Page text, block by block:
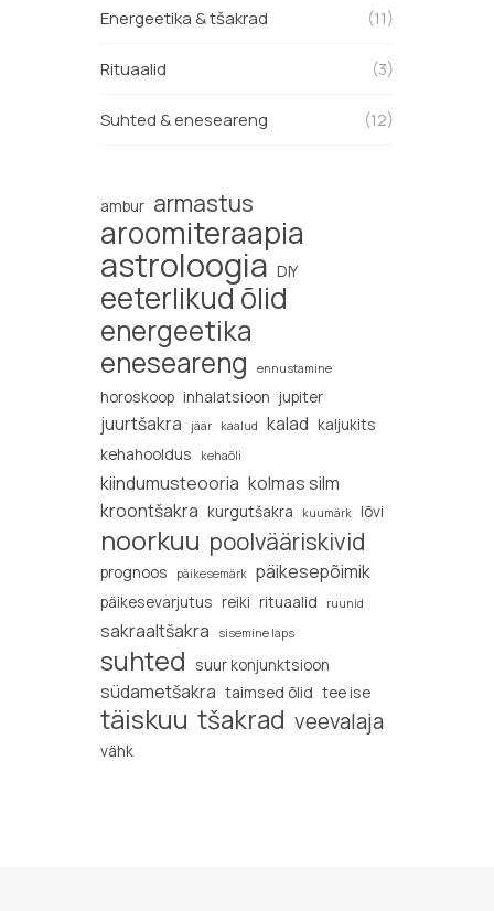
Energeetika & tšakrad (11)
Rituaalid (3)
Suhted & eneseareng (12)
ambur armastus
aroomiteraapia
astroloogia DIY
eeterlikud õlid
energeetika
eneseareng
ennustamine
horoskoop inhalatsioon jupiter
juurtšakra jäär kaalud kalad kaljukits
kehahooldus
kehaõli
kiindumusteooria kolmas silm
kroontšakra kurgutšakra kuumärk lõvi
noorkuu poolvääriskivid
prognoos päikesemärk päikesepõimik
päikesevarjutus reiki rituaalid ruunid
sakraaltšakra sisemine laps
suhted suur konjunktsioon
südametšakra taimsed õlid tee ise
täiskuu tšakrad veevalaja
vähk